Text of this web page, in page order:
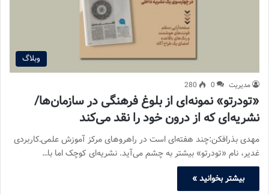
وبلاگ
مدیریت 0
280
«تودرتو» نمونه‌ای از بلوغ فرهنگی در سازمان‌ها/
نشریه‌ای که از درون خود را نقد می‌کند
مهدی بذرافکن:چند هفته‌ای است در راهروهای مرکز آموزش علمی‌ـ‌کاربردی
غدیر، نام «تودرتو» بیشتر به چشم می‌آید. نشریه‌ای کوچک اما با…
بیشتر بخوانید »